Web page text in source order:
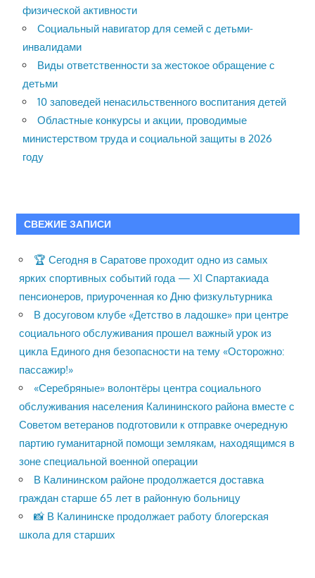
физической активности
Социальный навигатор для семей с детьми-
инвалидами
Виды ответственности за жестокое обращение с
детьми
10 заповедей ненасильственного воспитания детей
Областные конкурсы и акции, проводимые
министерством труда и социальной защиты в 2026
году
СВЕЖИЕ ЗАПИСИ
🏆 Сегодня в Саратове проходит одно из самых
ярких спортивных событий года — XI Спартакиада
пенсионеров, приуроченная ко Дню физкультурника
В досуговом клубе «Детство в ладошке» при центре
социального обслуживания прошел важный урок из
цикла Единого дня безопасности на тему «Осторожно:
пассажир!»
«Серебряные» волонтёры центра социального
обслуживания населения Калининского района вместе с
Советом ветеранов подготовили к отправке очередную
партию гуманитарной помощи землякам, находящимся в
зоне специальной военной операции
В Калининском районе продолжается доставка
граждан старше 65 лет в районную больницу
📸 В Калининске продолжает работу блогерская
школа для старших